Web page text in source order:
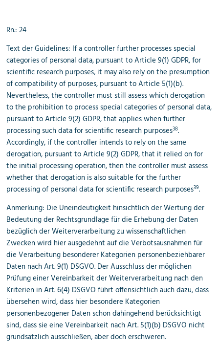
Rn.: 24
Text der Guidelines: If a controller further processes special
categories of personal data, pursuant to Article 9(1) GDPR, for
scientific research purposes, it may also rely on the presumption
of compatibility of purposes, pursuant to Article 5(1)(b).
Nevertheless, the controller must still assess which derogation
to the prohibition to process special categories of personal data,
pursuant to Article 9(2) GDPR, that applies when further
processing such data for scientific research purposes38.
Accordingly, if the controller intends to rely on the same
derogation, pursuant to Article 9(2) GDPR, that it relied on for
the initial processing operation, then the controller must assess
whether that derogation is also suitable for the further
processing of personal data for scientific research purposes39.
Anmerkung: Die Uneindeutigkeit hinsichtlich der Wertung der
Bedeutung der Rechtsgrundlage für die Erhebung der Daten
bezüglich der Weiterverarbeitung zu wissenschaftlichen
Zwecken wird hier ausgedehnt auf die Verbotsausnahmen für
die Verarbeitung besonderer Kategorien personenbeziehbarer
Daten nach Art. 9(1) DSGVO. Der Ausschluss der möglichen
Prüfung einer Vereinbarkeit der Weiterverarbeitung nach den
Kriterien in Art. 6(4) DSGVO führt offensichtlich auch dazu, dass
übersehen wird, dass hier besondere Kategorien
personenbezogener Daten schon dahingehend berücksichtigt
sind, dass sie eine Vereinbarkeit nach Art. 5(1)(b) DSGVO nicht
grundsätzlich ausschließen, aber doch erschweren.